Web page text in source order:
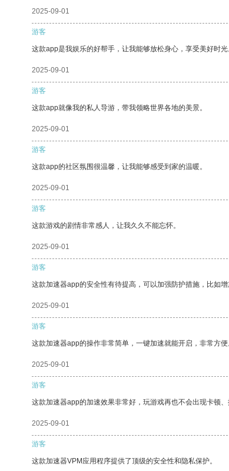
2025-09-01
游客
这款app是我娱乐的好帮手，让我能够放松身心，享受美好时光
2025-09-01
游客
这款app就像我的私人导游，带我领略世界各地的美景。
2025-09-01
游客
这款app的社区氛围很温馨，让我能够感受到家的温暖。
2025-09-01
游客
这款游戏的剧情非常感人，让我久久不能忘怀。
2025-09-01
游客
这款加速器app的安全性有待提高，可以加强防护措施，比如增
2025-09-01
游客
这款加速器app的操作非常简单，一键加速就能开启，非常方便
2025-09-01
游客
这款加速器app的加速效果非常好，玩游戏再也不会出现卡顿
2025-09-01
游客
这款加速器VPM应用程序提供了顶级的安全性和隐私保护。